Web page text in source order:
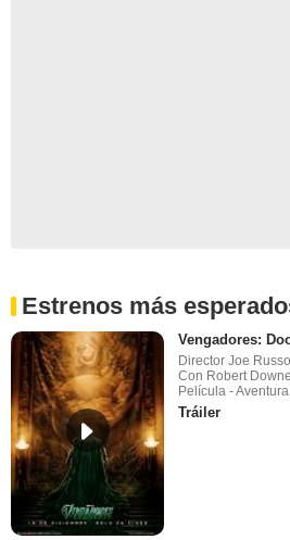
Estrenos más
Vengadores:
Director Joe
Con Robert
Película - Aventura
Tráiler